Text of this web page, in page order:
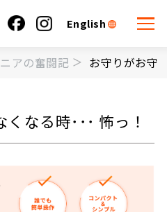
English
アの奮闘記 お守りがお守
なる時･･･ 怖っ！